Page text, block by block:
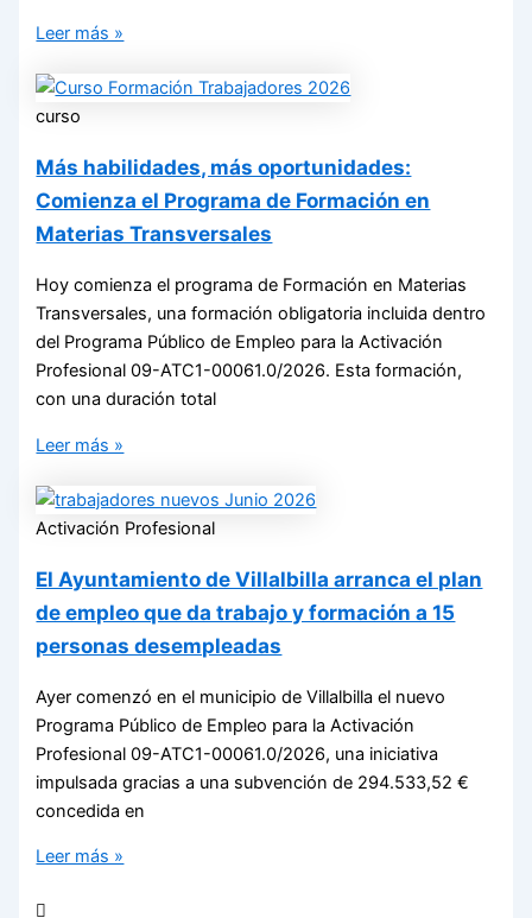
Leer más »
curso
Más habilidades, más oportunidades:
Comienza el Programa de Formación en
Materias Transversales
Hoy comienza el programa de Formación en Materias
Transversales, una formación obligatoria incluida dentro
del Programa Público de Empleo para la Activación
Profesional 09-ATC1-00061.0/2026. Esta formación,
con una duración total
Leer más »
Activación Profesional
El Ayuntamiento de Villalbilla arranca el plan
de empleo que da trabajo y formación a 15
personas desempleadas
Ayer comenzó en el municipio de Villalbilla el nuevo
Programa Público de Empleo para la Activación
Profesional 09-ATC1-00061.0/2026, una iniciativa
impulsada gracias a una subvención de 294.533,52 €
concedida en
Leer más »